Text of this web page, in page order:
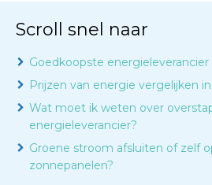
Scroll snel naar
Goedkoopste
Prijzen van energie vergelijken
Wat moet ik weten over
energieleverancier?
Groene stroom afsluiten of zelf
zonnepanelen?